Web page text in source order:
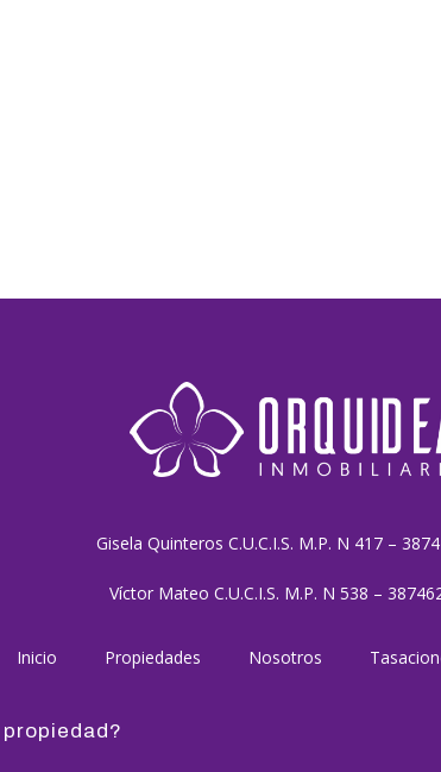
Gisela Quinteros C.U.C.I.S. M.P. N 417 –
Víctor Mateo C.U.C.I.S. M.P. N 538 –
Inicio Propiedades Nosotros